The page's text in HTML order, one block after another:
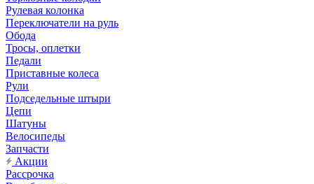
Рулевая колонка
Переключатели на руль
Обода
Тросы, оплетки
Педали
Приставные колеса
Рули
Подседельные штыри
Цепи
Шатуны
Велосипеды
Запчасти
Акции
Рассрочка